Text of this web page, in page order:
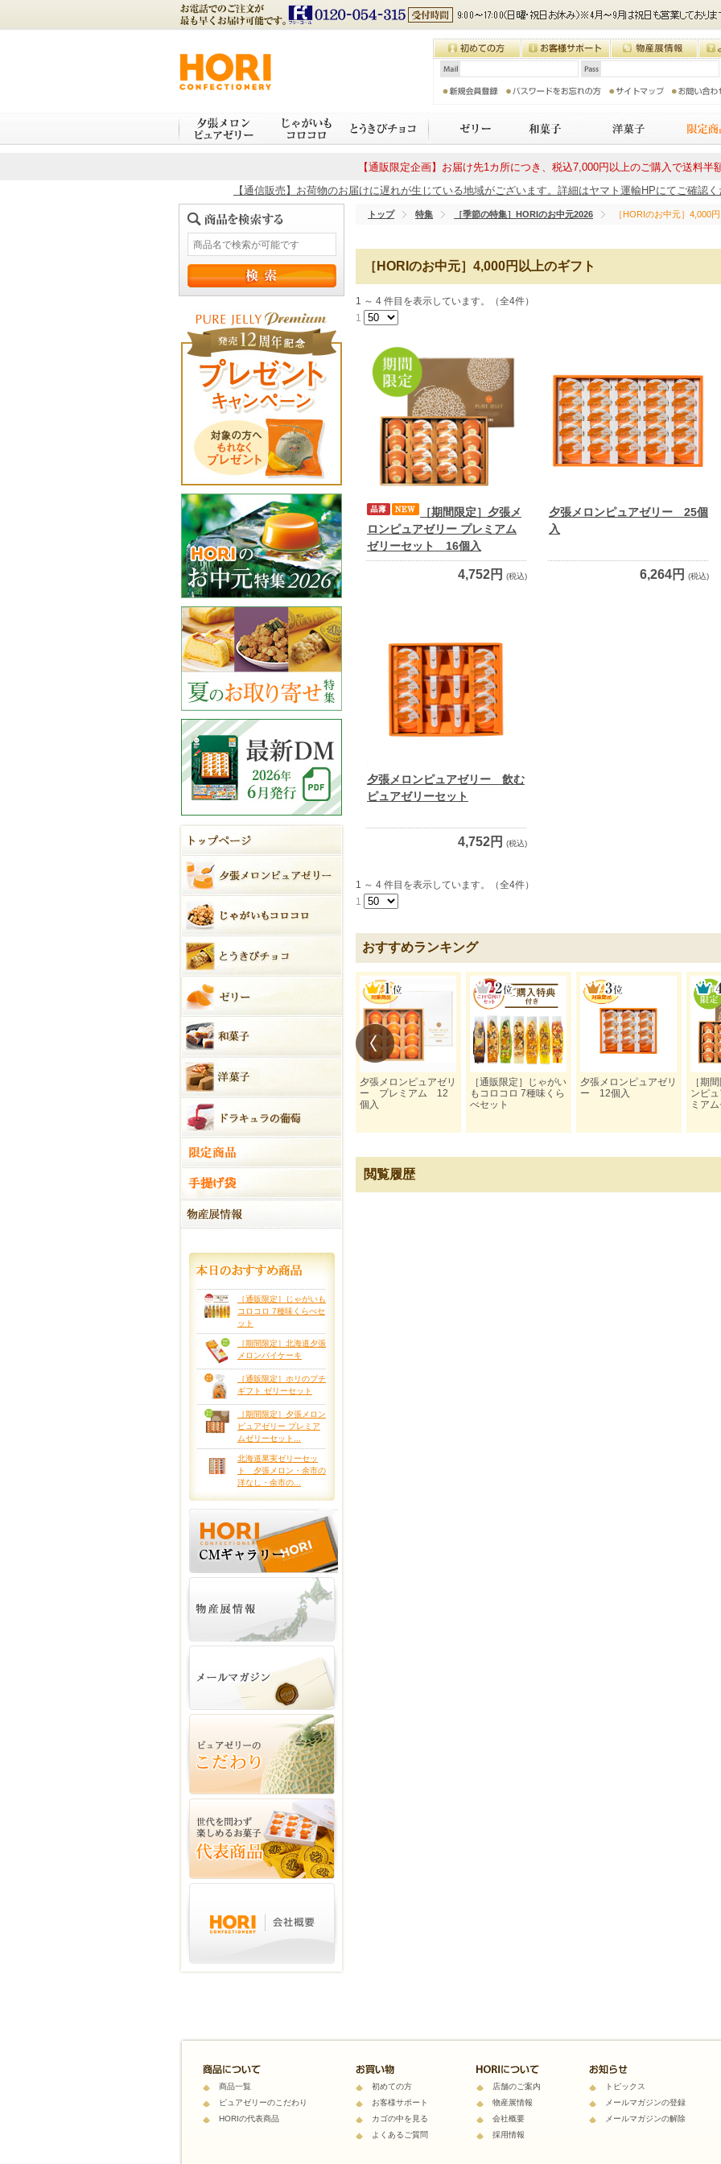
【通販限定企画】お届け先1カ所につき、税込7,000円以上のご購入で送料半
【通信販売】お荷物のお届けに遅れが生じている地域がございます。詳細はヤマト運輸HPにてご確認
［通販限定］じゃがいも
コロコロ 7種味くらべセ
ット
［期間限定］北海道夕張
メロンパイケーキ
［通販限定］ホリのプチ
ギフト ゼリーセット
［期間限定］夕張メロン
ピュアゼリー プレミア
ムゼリーセット...
北海道果実ゼリーセッ
ト 夕張メロン・余市の
洋なし・余市の...
トップ 特集 ［季節の特集］HORIのお中元2026 ［HORIのお中元］4,000
［HORIのお中元］4,000円以上のギフト
1 ～ 4 件目を表示しています。（全4件）
1
［期間限定］夕張メ
ロンピュアゼリー プレミアム
ゼリーセット 16個入
4,752円 (税込)
夕張メロンピュアゼリー 25個
入
6,264円 (税込)
夕張メロンピュアゼリー 飲む
ピュアゼリーセット
4,752円 (税込)
1 ～ 4 件目を表示しています。（全4件）
1
おすすめランキング
夕張メロンピュアゼリ
ー プレミアム 12
個入
［通販限定］じゃがい
もコロコロ 7種味くら
べセット
夕張メロンピュアゼリ
ー 12個入
［期
ンピ
ミア
閲覧履歴
商品一覧
ピュアゼリーのこだわり
HORIの代表商品
初めての方
お客様サポート
カゴの中を見る
よくあるご質問
店舗のご案内
物産展情報
会社概要
採用情報
トピックス
メールマガジンの登録
メールマガジンの解除